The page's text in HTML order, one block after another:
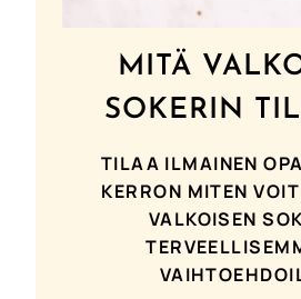
MITÄ
SOKERIN
TILAA ILMAINEN
KERRON MITEN
VALKOISEN